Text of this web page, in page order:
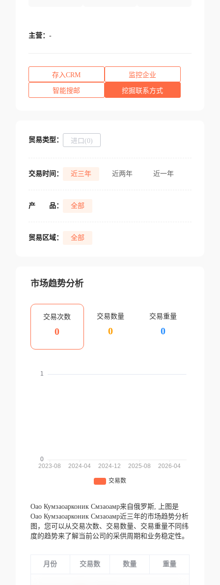
主营： -
存入CRM 监控企业
智能搜邮 挖掘联系方式
贸易类型： 进口(0)
交易时间： 近三年 近两年 近一年
产 品： 全部
贸易区域： 全部
市场趋势分析
交易次数
0
交易数量
0
交易重量
0
Оао Кумзаоарконик Смзаоамр来自俄罗斯,
上图是
Оао Кумзаоарконик Смзаоамр近三年的市场趋势分析
图，您可以从交易次数、交易数量、交易重量不同纬
度的趋势来了解当前公司的采供周期和业务稳定性。
月份 交易数 数量 重量